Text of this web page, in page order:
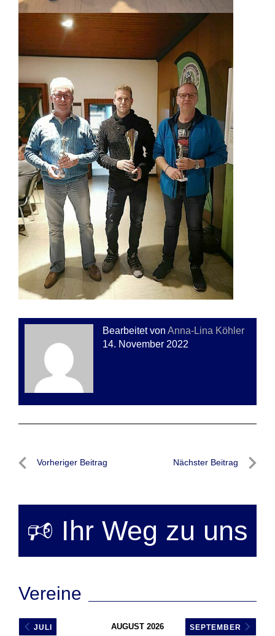
Bearbeitet von Anna-Lina Köhler
14. November 2022
Beitragsnavigation
Vorheriger Beitrag Nächster Beitrag
🕫 Ihr Weg zu uns
Vereine
JULI AUGUST 2026 SEPTEMBER